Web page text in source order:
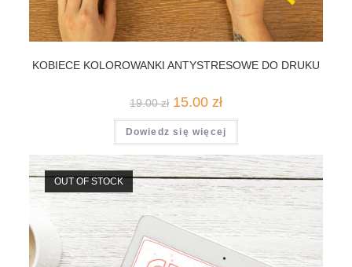
KOBIECE KOLOROWANKI ANTYSTRESOWE DO DRUKU
19.00zł Pierwotna
cena
wynosiła:
19.00 zł.
15.00 złAktualna
wynosi:
15.00 zł.
Dowiedz się więcej
OUT OF STOCK